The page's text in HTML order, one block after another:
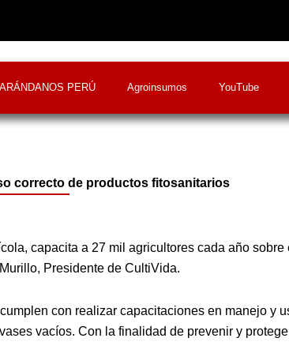
ARÁNDANOS PERÚ Agroinsumos YouTube
correcto de productos fitosanitarios
capacita a 27 mil agricultores cada año sobre
Presidente de CultiVida.
con realizar capacitaciones en manejo y
vacíos. Con la finalidad de prevenir y